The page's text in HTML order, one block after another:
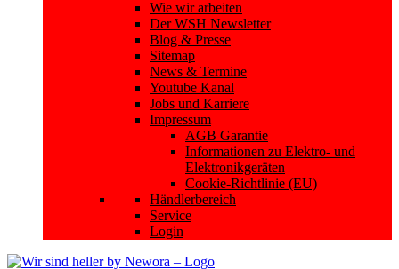
Wie wir arbeiten
Der WSH Newsletter
Blog & Presse
Sitemap
News & Termine
Youtube Kanal
Jobs und Karriere
Impressum
AGB Garantie
Informationen zu Elektro- und
Elektronikgeräten
Cookie-Richtlinie (EU)
Händlerbereich
Service
Login